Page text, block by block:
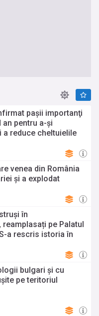
paşii importanţi
pentru a-şi
a reduce cheltuielile
venea din România
și a explodat
în
pe Palatul
a rescris istoria în
bulgari şi cu
pe teritoriul